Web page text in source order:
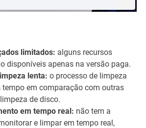
limitados: alguns recursos
disponíveis apenas na versão paga.
lenta: o processo de limpeza
tempo em comparação com outras
de disco.
em tempo real: não tem a
e limpar em tempo real,